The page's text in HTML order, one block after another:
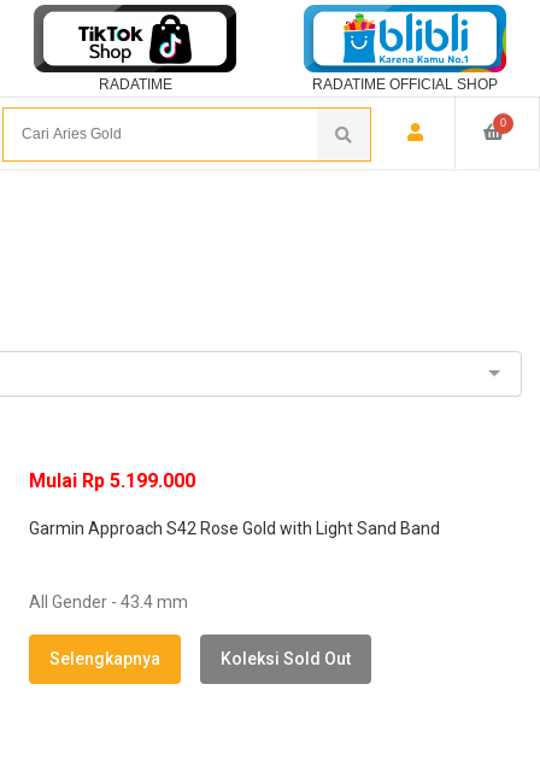
RADATIME RADATIME OFFICIAL SHOP
0
Mulai Rp 5.199.000
Garmin Approach S42 Rose Gold with Light Sand Band
All Gender - 43.4 mm
Selengkapnya Koleksi Sold Out